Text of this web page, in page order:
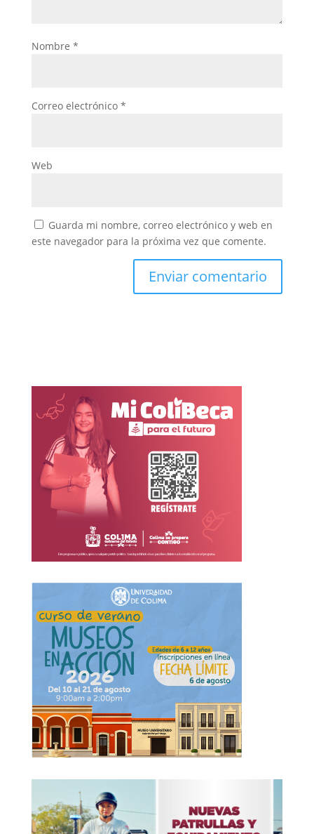
Nombre *
Correo electrónico *
Web
Guarda mi nombre, correo electrónico y web en
este navegador para la próxima vez que comente.